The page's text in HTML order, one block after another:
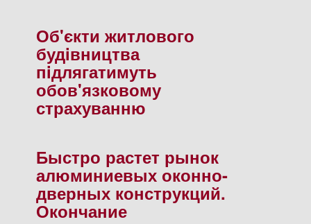
Об'єкти житлового
будiвництва
пiдлягатимуть
обов'язковому
страхуванню
Быстро растет рынок
алюминиевых оконно-
дверных конструкций.
Окончание